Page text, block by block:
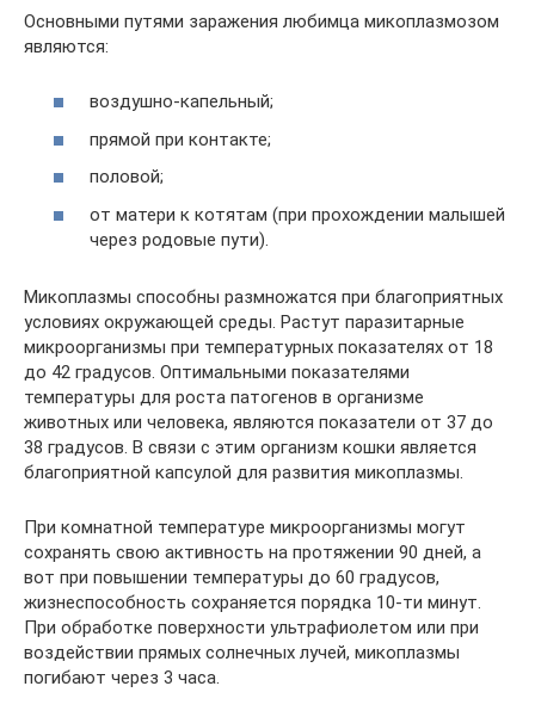
Основными путями заражения любимца микоплазмозом
являются:
воздушно-капельный;
прямой при контакте;
половой;
от матери к котятам (при прохождении малышей
через родовые пути).
Микоплазмы способны размножатся при благоприятных
условиях окружающей среды. Растут паразитарные
микроорганизмы при температурных показателях от 18
до 42 градусов. Оптимальными показателями
температуры для роста патогенов в организме
животных или человека, являются показатели от 37 до
38 градусов. В связи с этим организм кошки является
благоприятной капсулой для развития микоплазмы.
При комнатной температуре микроорганизмы могут
сохранять свою активность на протяжении 90 дней, а
вот при повышении температуры до 60 градусов,
жизнеспособность сохраняется порядка 10-ти минут.
При обработке поверхности ультрафиолетом или при
воздействии прямых солнечных лучей, микоплазмы
погибают через 3 часа.